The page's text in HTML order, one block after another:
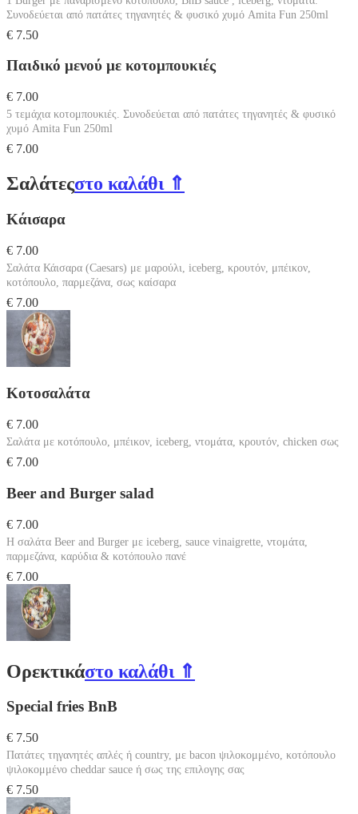
Συνοδεύεται από πατάτες τηγανητές & φυσικό χυμό Amita Fun 250ml
€ 7.50
Παιδικό μενού με κοτομπουκιές
€ 7.00
5 τεμάχια κοτομπουκιές. Συνοδεύεται από πατάτες τηγανητές & φυσικό
χυμό Amita Fun 250ml
€ 7.00
Σαλάτεςστο καλάθι ⇑
Κάισαρα
€ 7.00
Σαλάτα Κάισαρα (Caesars) με μαρούλι, iceberg, κρουτόν, μπέικον,
κοτόπουλο, παρμεζάνα, σως καίσαρα
€ 7.00
Κοτοσαλάτα
€ 7.00
Σαλάτα με κοτόπουλο, μπέικον, iceberg, ντομάτα, κρουτόν, chicken σως
€ 7.00
Beer and Burger salad
€ 7.00
Η σαλάτα Beer and Burger με iceberg, sauce vinaigrette, ντομάτα,
παρμεζάνα, καρύδια & κοτόπουλο πανέ
€ 7.00
Ορεκτικάστο καλάθι ⇑
Special fries BnB
€ 7.50
Πατάτες τηγανητές απλές ή country, με bacon ψιλοκομμένο, κοτόπουλο
ψιλοκομμένο cheddar sauce ή σως της επιλογης σας
€ 7.50